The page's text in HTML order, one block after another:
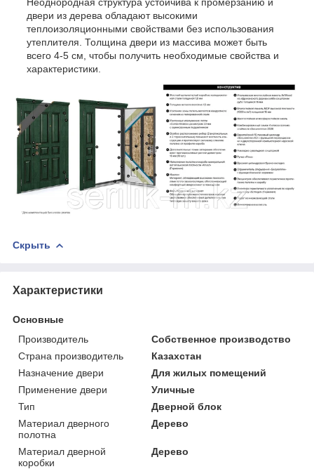
Неоднородная структура устойчива к промерзанию и
двери из дерева обладают высокими
теплоизоляционными свойствами без использования
утеплителя. Толщина двери из массива может быть
всего 4-5 см, чтобы получить необходимые свойства и
характеристики.
Скрыть
Характеристики
Основные
Производитель
Собственное производство
Страна производитель
Казахстан
Назначение двери
Для жилых помещений
Применение двери
Уличные
Тип
Дверной блок
Материал дверного
полотна
Дерево
Материал дверной
коробки
Дерево